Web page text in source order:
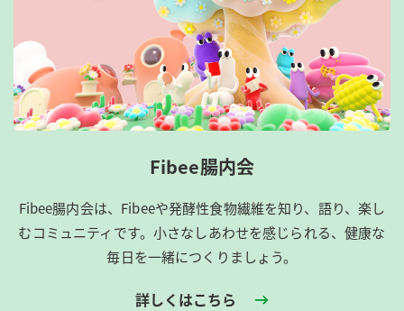
Fibee腸内会
Fibee腸内会は、​Fibeeや発酵性食物繊維を知り、語り、楽し
むコミュニティです。​小さなしあわせを感じられる、健康な
毎日を一緒につくりましょう。
詳しくはこちら